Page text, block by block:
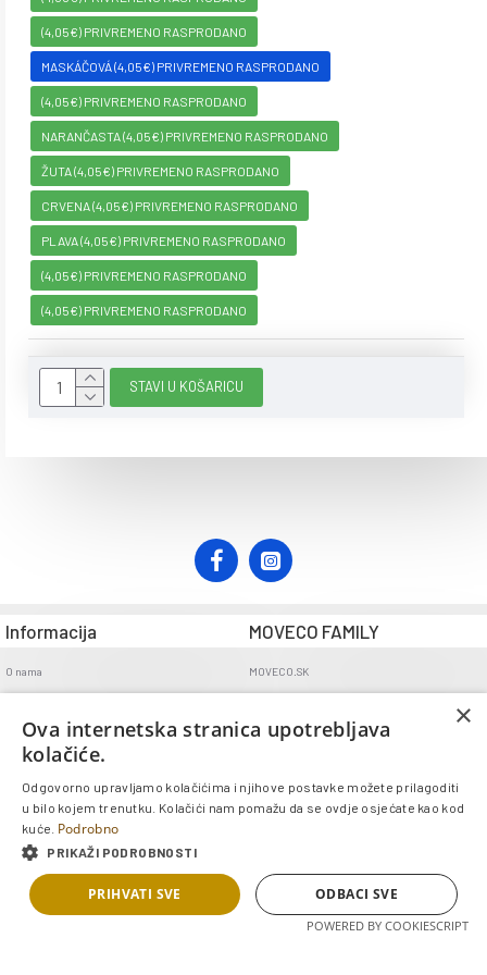
(4,05€) PRIVREMENO RASPRODANO
MASKÁČOVÁ (4,05€) PRIVREMENO RASPRODANO
(4,05€) PRIVREMENO RASPRODANO
NARANČASTA (4,05€) PRIVREMENO RASPRODANO
ŽUTA (4,05€) PRIVREMENO RASPRODANO
CRVENA (4,05€) PRIVREMENO RASPRODANO
PLAVA (4,05€) PRIVREMENO RASPRODANO
(4,05€) PRIVREMENO RASPRODANO
(4,05€) PRIVREMENO RASPRODANO
STAVI U KOŠARICU
Informacija
O nama
Uvjeti dostave
Politika povrata
GDPR
MOVECO FAMILY
MOVECO.SK
×
Ova internetska stranica upotrebljava
kolačiće.
Odgovorno upravljamo kolačićima i njihove postavke možete prilagoditi
u bilo kojem trenutku. Kolačići nam pomažu da se ovdje osjećate kao kod
kuće. Podrobno
PRIKAŽI PODROBNOSTI
PRIHVATI SVE ODBACI SVE
POWERED BY COOKIESCRIPT